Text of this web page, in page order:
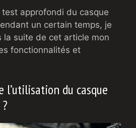
approfondi du casque
un certain temps, je
la suite de cet article mon
fonctionnalités et
l’utilisation du casque